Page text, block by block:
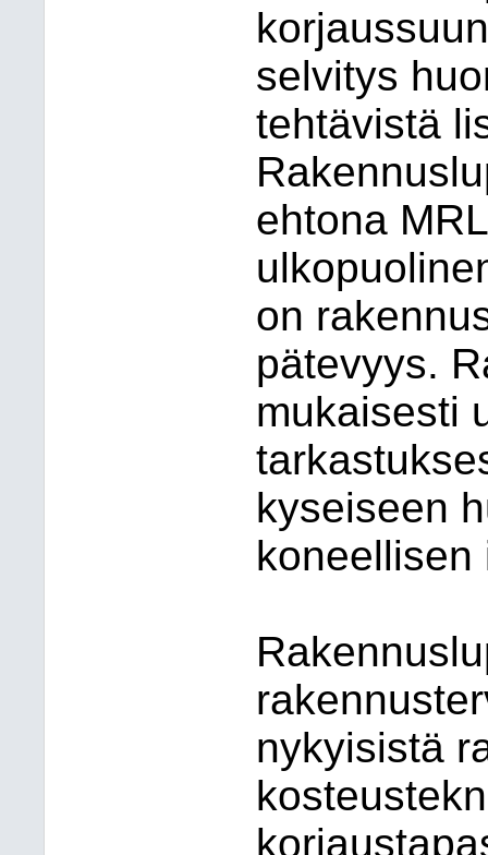
selvitys
tehtävistä
ehtona
on
pätevyys.
mukaisesti
kyseiseen
koneellisen
nykyisistä